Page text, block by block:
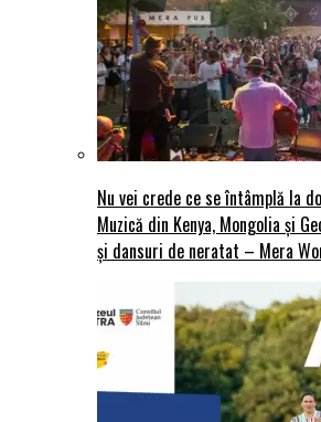
Nu vei crede ce se întâmplă la
Muzică din Kenya, Mongolia și
și dansuri de neratat – Mera